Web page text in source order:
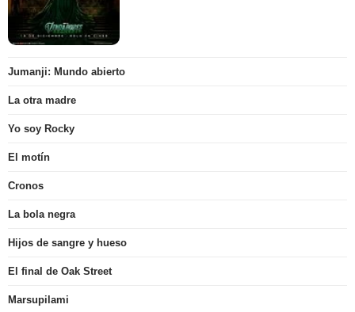
Jumanji: Mundo abierto
La otra madre
Yo soy Rocky
El motín
Cronos
La bola negra
Hijos de sangre y hueso
El final de Oak Street
Marsupilami